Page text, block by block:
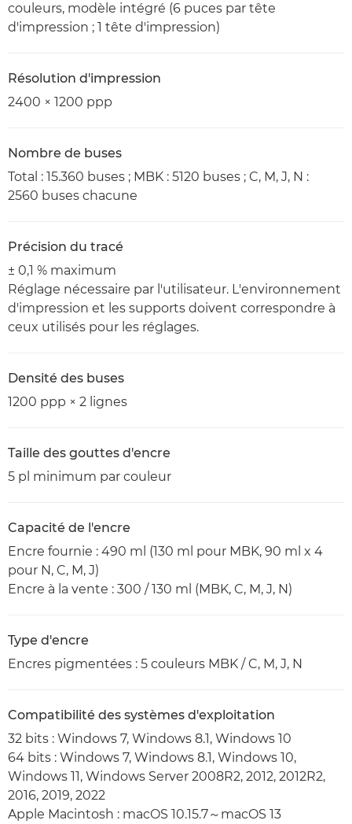
couleurs, modèle intégré (6 puces par tête
d'impression ; 1 tête d'impression)
Résolution d'impression
2400 × 1200 ppp
Nombre de buses
Total : 15.360 buses ; MBK : 5120 buses ; C, M, J, N :
2560 buses chacune
Précision du tracé
± 0,1 % maximum
Réglage nécessaire par l'utilisateur. L'environnement
d'impression et les supports doivent correspondre à
ceux utilisés pour les réglages.
Densité des buses
1200 ppp × 2 lignes
Taille des gouttes d'encre
5 pl minimum par couleur
Capacité de l'encre
Encre fournie : 490 ml (130 ml pour MBK, 90 ml x 4
pour N, C, M, J)
Encre à la vente : 300 / 130 ml (MBK, C, M, J, N)
Type d'encre
Encres pigmentées : 5 couleurs MBK / C, M, J, N
Compatibilité des systèmes d'exploitation
32 bits : Windows 7, Windows 8.1, Windows 10
64 bits : Windows 7, Windows 8.1, Windows 10,
Windows 11, Windows Server 2008R2, 2012, 2012R2,
2016, 2019, 2022
Apple Macintosh : macOS 10.15.7～macOS 13